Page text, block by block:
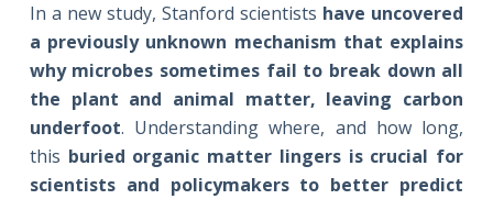
In a new study, Stanford scientists have uncovered
a previously unknown mechanism that explains
why microbes sometimes fail to break down all
the plant and animal matter, leaving carbon
underfoot. Understanding where, and how long,
this buried organic matter lingers is crucial for
scientists and policymakers to better predict